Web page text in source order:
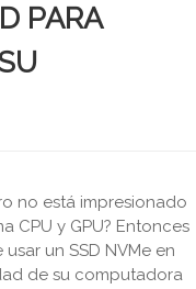
PARA
no está impresionado
CPU y GPU? Entonces
un SSD NVMe en
de su computadora